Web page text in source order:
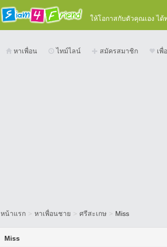
ให้โอกาสกับตัวคุณเอง ไ
หาเพื่อน ไทม์ไลน์ สมัครสมาชิก เ
หน้าแรก > หาเพื่อนชาย > ศรีสะเกษ > Miss
Miss